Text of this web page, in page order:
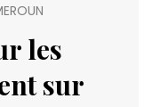
les
sur